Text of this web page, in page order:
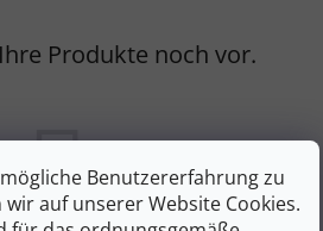
Benutzererfahrung zu
auf unserer Website Cookies.
Produkte noch vor.